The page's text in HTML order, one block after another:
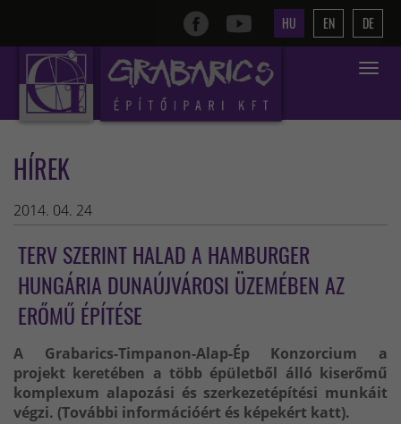
HU EN DE
Toggle
HÍREK
2014. 04. 24
TERV SZERINT HALAD A HAMBURGER
HUNGÁRIA DUNAÚJVÁROSI ÜZEMÉBEN AZ
ERŐMŰ ÉPÍTÉSE
A Grabarics-Timpanon-Alap-Ép Konzorcium a
projekt keretében a több épületből álló kiserőmű
komplexum alapozási és szerkezetépítési munkáit
végzi. (További információért és képekért katt).